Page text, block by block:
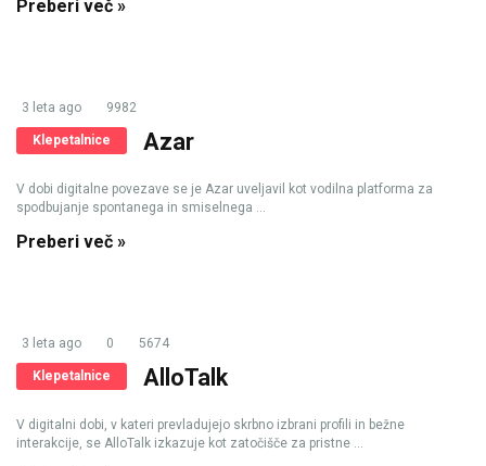
Preberi več »
3 leta ago 9982
Klepetalnice Azar
V dobi digitalne povezave se je Azar uveljavil kot vodilna platforma za
spodbujanje spontanega in smiselnega ...
Preberi več »
3 leta ago 0 5674
Klepetalnice AlloTalk
V digitalni dobi, v kateri prevladujejo skrbno izbrani profili in bežne
interakcije, se AlloTalk izkazuje kot zatočišče za pristne ...